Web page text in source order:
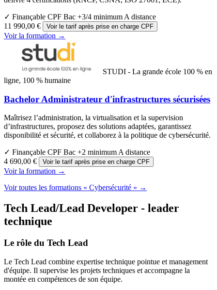
✓ Finançable CPF Bac +3/4 minimum A distance
11 990,00 €
Voir le tarif après prise en charge CPF
Voir la formation →
STUDI - La grande école 100 % en
ligne, 100 % humaine
Bachelor Administrateur d'infrastructures sécurisées
Maîtrisez l’administration, la virtualisation et la supervision
d’infrastructures, proposez des solutions adaptées, garantissez
disponibilité et sécurité, et collaborez à la politique de cybersécurité.
✓ Finançable CPF Bac +2 minimumA distance
4 690,00 €
Voir le tarif après prise en charge CPF
Voir la formation →
Voir toutes les formations « Cybersécurité » →
Tech Lead/Lead Developer - leader
technique
Le rôle du Tech Lead
Le Tech Lead combine expertise technique pointue et management
d'équipe. Il supervise les projets techniques et accompagne la
montée en compétences de son équipe.